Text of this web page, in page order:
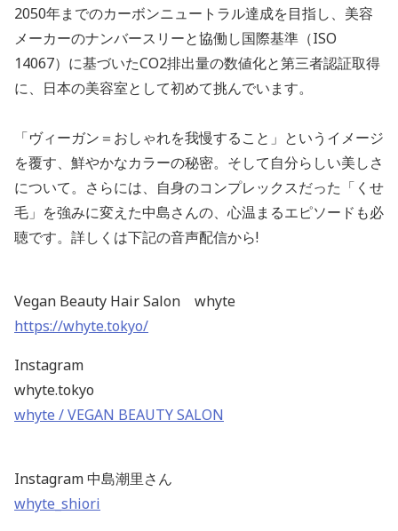
2050年までのカーボンニュートラル達成を目指し、美容
メーカーのナンバースリーと協働し国際基準（ISO
14067）に基づいたCO2排出量の数値化と第三者認証取得
に、日本の美容室として初めて挑んでいます。
「ヴィーガン＝おしゃれを我慢すること」というイメージ
を覆す、鮮やかなカラーの秘密。そして自分らしい美しさ
について。さらには、自身のコンプレックスだった「くせ
毛」を強みに変えた中島さんの、心温まるエピソードも必
聴です。詳しくは下記の音声配信から!
Vegan Beauty Hair Salon whyte
https://whyte.tokyo/
Instagram
whyte.tokyo
whyte / VEGAN BEAUTY SALON
Instagram 中島潮里さん
whyte_shiori